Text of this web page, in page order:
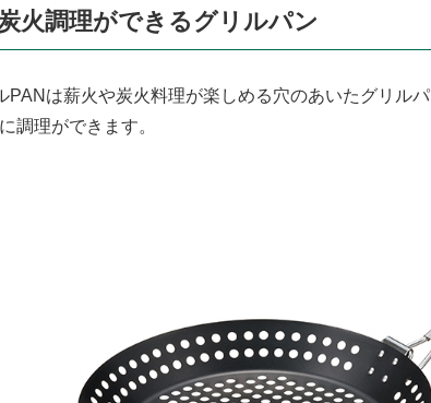
火調理ができるグリルパン
PANは薪火や炭火料理が楽しめる穴のあいたグリル
調理ができます。